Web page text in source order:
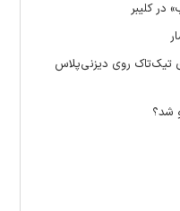
در کلیبر
تیک‌تاک روی دیزنی‌پلاس
شد؟